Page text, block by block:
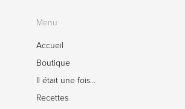
Menu
Accueil
Boutique
Il était une fois…
Recettes